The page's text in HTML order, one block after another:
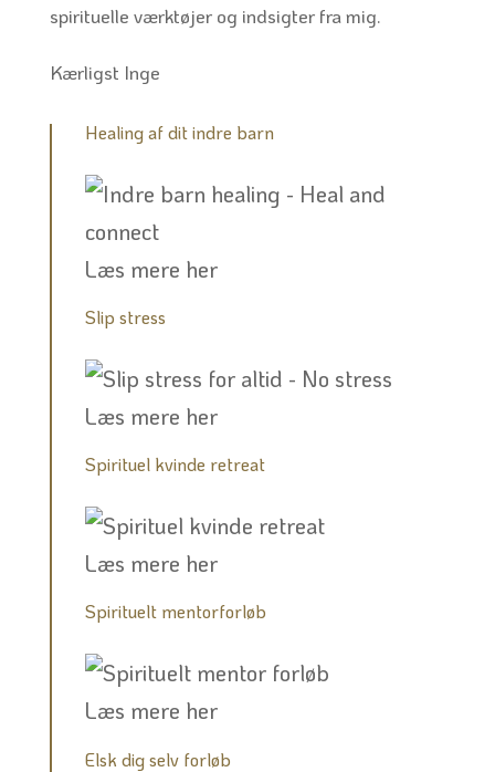
spirituelle værktøjer og indsigter fra mig.
Kærligst Inge
Healing af dit indre barn
Læs mere her
Slip stress
Læs mere her
Spirituel kvinde retreat
Læs mere her
Spirituelt mentorforløb
Læs mere her
Elsk dig selv forløb